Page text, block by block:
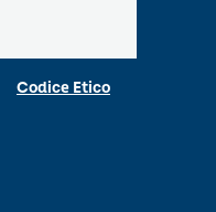
Codice Etico